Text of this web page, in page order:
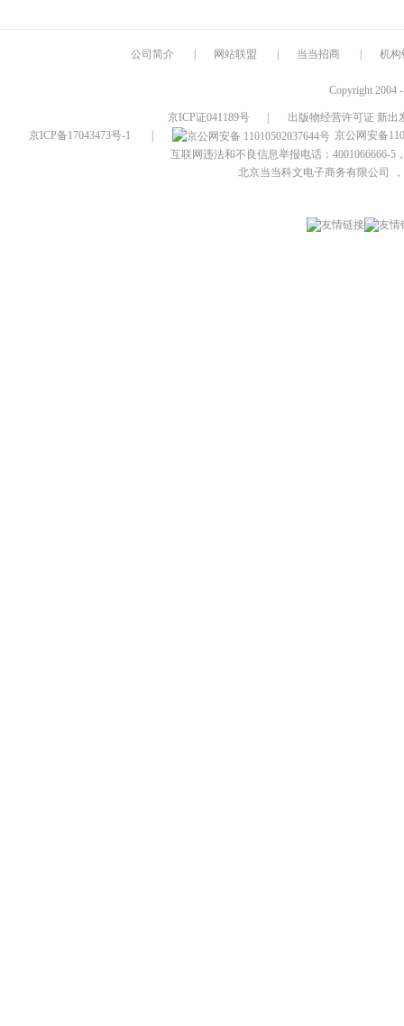
公司简介 网站联盟 当当招商 机构
Copyright 2004
京ICP证041189号
出版物经营许可证 新出
京ICP备17043473号-1
京公网安备
互联网违法和不良信息举报电话：4001066666-5
北京当当科文电子商务有限公司